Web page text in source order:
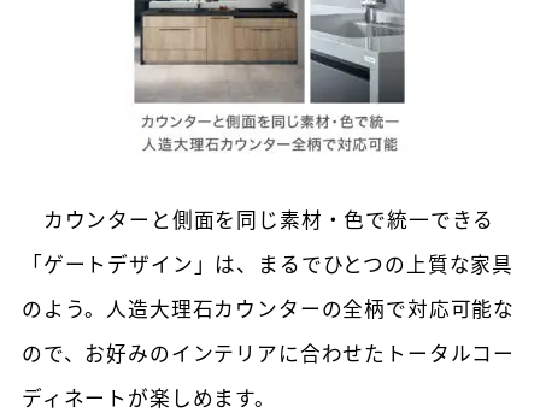
カウンターと側面を同じ素材・色で統一できる
「ゲートデザイン」は、まるでひとつの上質な家具
のよう。人造大理石カウンターの全柄で対応可能な
ので、お好みのインテリアに合わせたトータルコー
ディネートが楽しめます。